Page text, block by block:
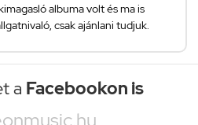
albuma volt és ma is
csak ajánlani tudjuk.
a Facebookon is